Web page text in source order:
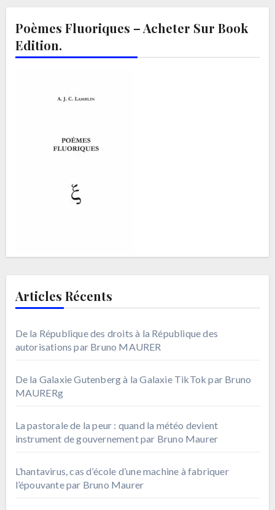
Poèmes Fluoriques – Acheter Sur Book
Edition.
Articles Récents
De la République des droits à la République des
autorisations par Bruno MAURER
De la Galaxie Gutenberg à la Galaxie TikTok par Bruno
MAURERg
La pastorale de la peur : quand la météo devient
instrument de gouvernement par Bruno Maurer
L’hantavirus, cas d’école d’une machine à fabriquer
l’épouvante par Bruno Maurer